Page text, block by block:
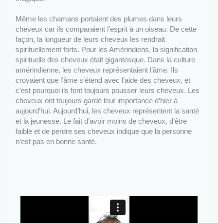
Même les chamans portaient des plumes dans leurs
cheveux car ils comparaient l’esprit à un oiseau. De cette
façon, la longueur de leurs cheveux les rendrait
spirituellement forts. Pour les Amérindiens, la signification
spirituelle des cheveux était gigantesque. Dans la culture
amérindienne, les cheveux représentaient l’âme. Ils
croyaient que l’âme s’étend avec l’aide des cheveux, et
c’est pourquoi ils font toujours pousser leurs cheveux. Les
cheveux ont toujours gardé leur importance d’hier à
aujourd’hui. Aujourd’hui, les cheveux représentent la santé
et la jeunesse. Le fait d’avoir moins de cheveux, d’être
faible et de perdre ses cheveux indique que la personne
n’est pas en bonne santé.